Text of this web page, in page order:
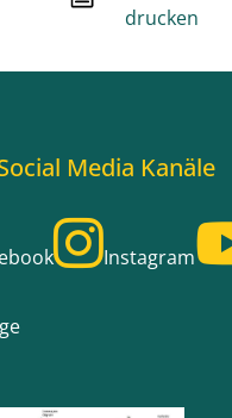
drucken
Media Kanäle
Instagram